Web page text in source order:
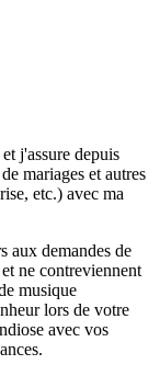
j'assure depuis
mariages et autres
etc.) avec ma
aux demandes de
ne contreviennent
musique
lors de votre
avec vos